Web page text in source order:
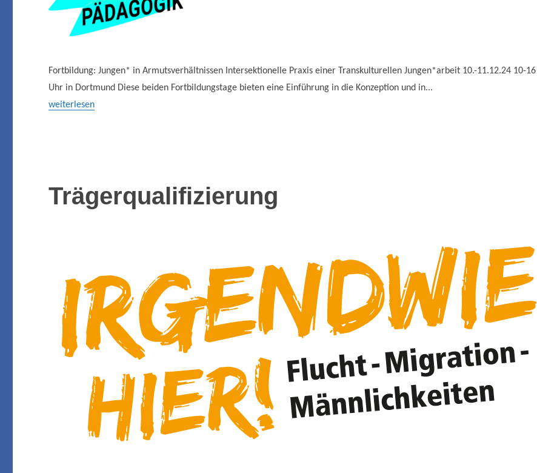
Fortbildung: Jungen* in Armutsverhältnissen Intersektionelle Praxis einer Transkulturellen Jungen*arbeit 10.-11.12.24 10-16
Uhr in Dortmund Diese beiden Fortbildungstage bieten eine Einführung in die Konzeption und in...
weiterlesen
Trägerqualifizierung